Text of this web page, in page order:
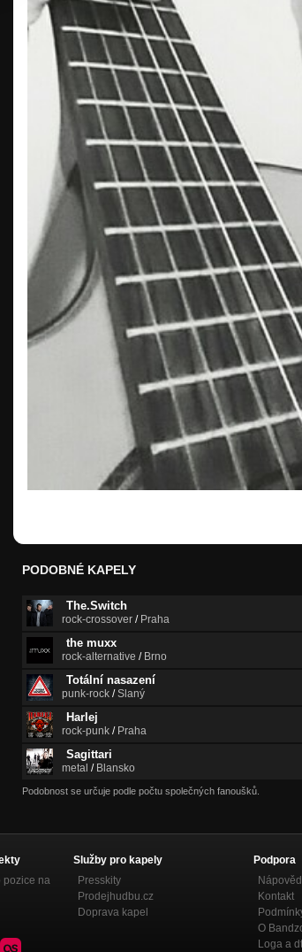
PODOBNÉ KAPELY
The.Switch
rock-crossover / Praha
the muxx
rock-alternative / Brno
Totální nasazení
punk-rock /Slaný
Harlej
rock-punk / Praha
Sagittari
metal / Blansko
Podobnost se určuje podle počtu společných fanoušků.
pozice na
Služby pro kapely
Presskity
Prodejhudbu.cz
Doprava kapel
Podpora
Kontakt
O
Loga a